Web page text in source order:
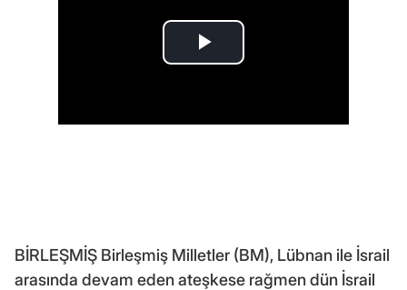
BİRLEŞMİŞ Birleşmiş Milletler (BM), Lübnan ile İsrail
arasında devam eden ateşkese rağmen dün İsrail